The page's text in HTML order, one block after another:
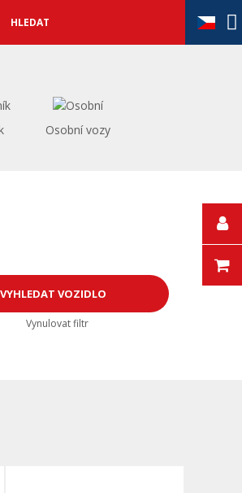
Osobní vozy
Vynulovat filtr